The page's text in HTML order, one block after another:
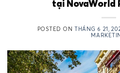
tại NovaWorld
POSTED ONTHÁNG 6 21,